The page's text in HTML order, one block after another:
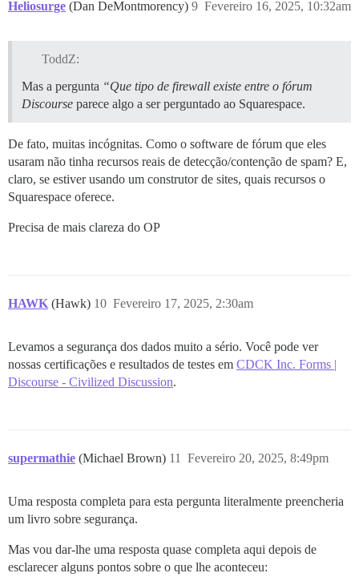
Heliosurge (Dan DeMontmorency) Fevereiro 16, 2025, 10:32am
9
ToddZ:
Mas a pergunta “Que tipo de firewall existe entre o fórum
Discourse parece algo a ser perguntado ao Squarespace.
De fato, muitas incógnitas. Como o software de fórum que eles
usaram não tinha recursos reais de detecção/contenção de spam? E,
claro, se estiver usando um construtor de sites, quais recursos o
Squarespace oferece.
Precisa de mais clareza do OP
HAWK (Hawk) Fevereiro 17, 2025, 2:30am
10
Levamos a segurança dos dados muito a sério. Você pode ver
nossas certificações e resultados de testes em CDCK Inc. Forms |
Discourse - Civilized Discussion.
supermathie (Michael Brown) Fevereiro 20, 2025, 8:49pm
11
Uma resposta completa para esta pergunta literalmente preencheria
um livro sobre segurança.
Mas vou dar-lhe uma resposta quase completa aqui depois de
esclarecer alguns pontos sobre o que lhe aconteceu: